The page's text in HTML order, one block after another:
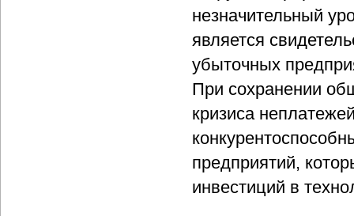
незначительный
является
убыточных
При сохранении
кризиса
предприятий,
инвестиций в